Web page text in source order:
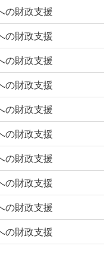
の財政支援
の財政支援
の財政支援
の財政支援
の財政支援
の財政支援
の財政支援
の財政支援
の財政支援
の財政支援